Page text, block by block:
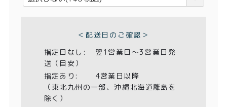
特定商取引法に基づく表記
必
＜配送日のご確認＞
指定日なし:
翌1営業日〜3営業日発
送（目安）
指定あり:
4営業日以降
（東北九州の一部、沖縄北海道離島を
除く）